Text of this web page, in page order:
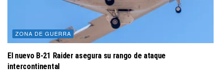
ZONA DE GUERRA
El nuevo B-21 Raider asegura su rango de ataque
intercontinental